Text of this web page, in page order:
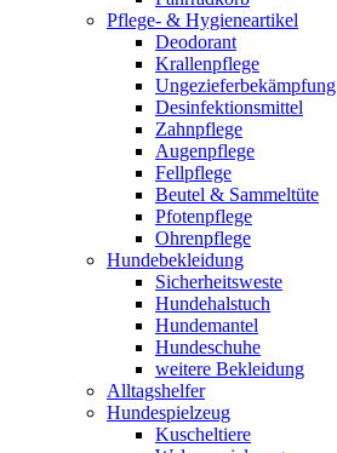
Pflege- & Hygieneartikel
Deodorant
Krallenpflege
Ungezieferbekämpfung
Desinfektionsmittel
Zahnpflege
Augenpflege
Fellpflege
Beutel & Sammeltüte
Pfotenpflege
Ohrenpflege
Hundebekleidung
Sicherheitsweste
Hundehalstuch
Hundemantel
Hundeschuhe
weitere Bekleidung
Alltagshelfer
Hundespielzeug
Kuscheltiere